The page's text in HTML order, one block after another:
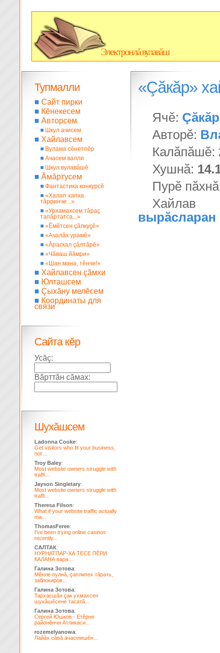
Электронлă вулавăш
«Çăкăр»
Ячĕ: Çăкăр
Авторĕ:
Калăпăшĕ:
Хушнă:
Пурĕ
вырăсларан
Тупмалли
■ Сайт пирки
■ Кĕнекесем
■ Авторсем
■ Шкул ачисем
■ Хайлавсем
■ Вулама сĕнетпĕр
■ Ачасем валли
■ Шкул вулавăшĕ
■ Ăмăртусем
■ Фантастика конкурсĕ
■ «Халап хапха
тăрринче...»
■ «Урхамахсем тăраç
тапăртатса...»
■ «Ĕмĕтсен çăлкуçĕ»
■ «Ачалăх урамĕ»
■ «Ăраскал çăлтăрĕ»
■ «Чăваш йăмри»
■ «Шан мана, тĕнче!»
■ Хайлавсен çăмхи
■ Юлташсем
■ Çыхăну мелĕсем
■ Координаты для
связи
Сайта кĕр
Усăç:
Вăрттăн сăмах:
Шухăшсем
Ladonna Cooke:
Get visitors who fit your business,
not ...
Troy Baley:
Most website owners struggle with
traffi...
Jayson Singletary:
Most website owners struggle with
traffi...
Theresa Filson:
What if your website traffic actually
ma...
ThomasFeree:
I've been trying online casinos
recently...
САЛТАК:
НУРНАТПАР-ХА ТЕСЕ ПЁРИ
КАЛАНА вара ...
Галина Зотова:
Мĕнле пулнă, çаплипех тăрать,
заблокиров...
Галина Зотова:
Тархасшăн çак ухмахсен
шухăшĕсене тасатă...
Галина Зотова:
Сергей Юшков - Етĕрне
районĕнчи Атликаси...
rozemelyanowa:
Лайăх сăвă ачасемшĕн...